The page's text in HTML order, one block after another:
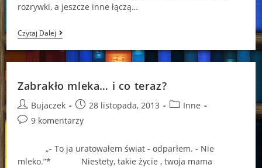
rozrywki, a jeszcze inne łączą…
Czytaj DalejMałe
Detektywki
Zabrakło mleka… i co teraz?
Post
author:
Bujaczek
Post
published:
28 listopada, 2013
PostInne
Post9 komentarzy
„- To ja uratowałem świat - odparłem. - Nie
mleko.”* Niestety, takie życie , twoja mama